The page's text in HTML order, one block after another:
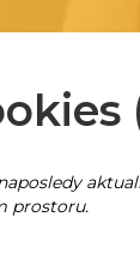
prostoru.